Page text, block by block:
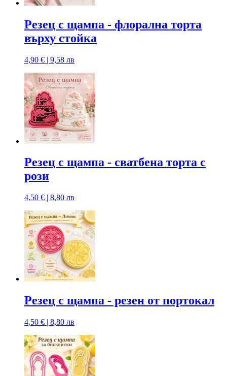
Резец с щампa - флорална торта
върху стойка
4,90 € | 9,58 лв
Резец с щампa - сватбена торта с
рози
4,50 € | 8,80 лв
Резец с щампa - резен от портокал
4,50 € | 8,80 лв